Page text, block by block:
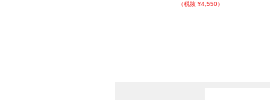
（税抜 ¥4,550）